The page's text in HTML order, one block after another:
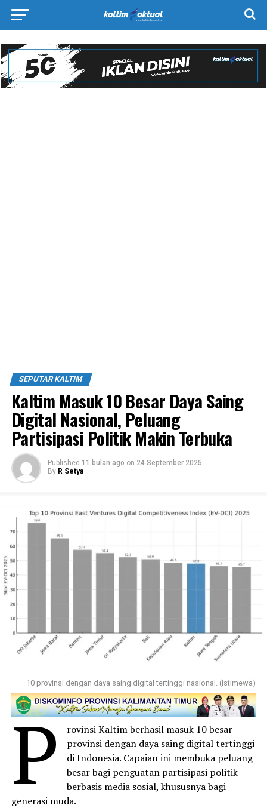
SEPUTAR KALTIM
Kaltim Masuk 10 Besar Daya Saing
Digital Nasional, Peluang
Partisipasi Politik Makin Terbuka
Published 11 bulan ago on 24 September 2025
By R Setya
10 provinsi dengan daya saing digital tertinggi nasional. (Istimewa)
P
rovinsi Kaltim berhasil masuk 10 besar
provinsi dengan daya saing digital tertinggi
di Indonesia. Capaian ini membuka peluang
besar bagi penguatan partisipasi politik
berbasis media sosial, khususnya bagi
generasi muda.